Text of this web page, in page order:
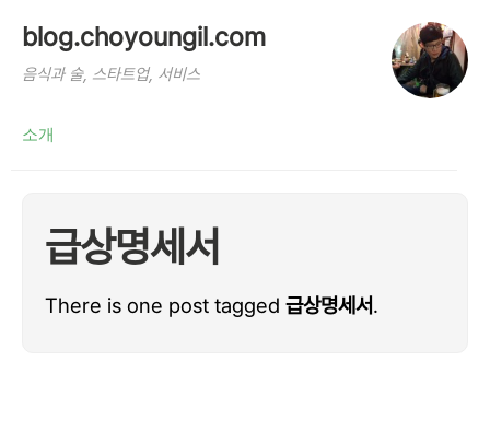
blog.choyoungil.com
음식과 술, 스타트업, 서비스
소개
급상명세서
There is one post tagged 급상명세서.